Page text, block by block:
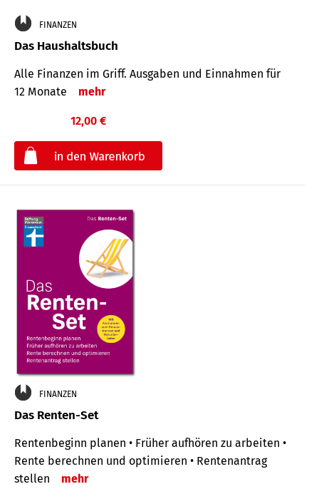
FINANZEN
Das Haushaltsbuch
Alle Finanzen im Griff. Aus­gaben und Ein­nahmen für
12 Monate
mehr
12,00 €
FINANZEN
Das Renten-Set
Rentenbeginn planen • Früher aufhören zu arbeiten •
Rente berechnen und optimieren • Rentenantrag
stellen
mehr